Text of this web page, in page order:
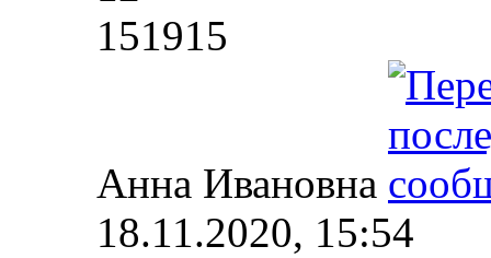
151915
Анна Ивановна
18.11.2020, 15:54